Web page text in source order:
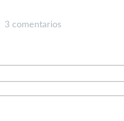
3 comentarios